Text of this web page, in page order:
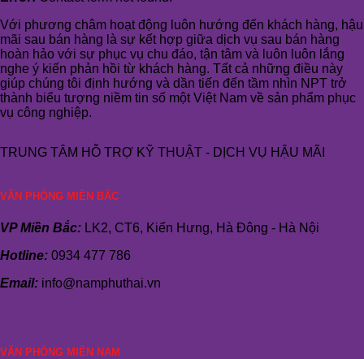
Với phương châm hoạt động luôn hướng đến khách hàng, hậu
mãi sau bán hàng là sự kết hợp giữa dịch vụ sau bán hàng
hoàn hảo với sự phục vụ chu đáo, tận tâm và luôn luôn lắng
nghe ý kiến phản hồi từ khách hàng. Tất cả những điều này
giúp chúng tôi định hướng và dần tiến đến tầm nhìn NPT trở
thành biểu tượng niềm tin số một Việt Nam về sản phẩm phục
vụ công nghiệp.
TRUNG TÂM HỖ TRỢ KỸ THUẬT - DỊCH VỤ HẬU MÃI
VĂN PHÒNG MIỀN BẮC
VP Miền Bắc: LK2, CT6, Kiến Hưng, Hà Đông - Hà Nội
Hotline: 0934 477 786
Email: info@namphuthai.vn
VĂN PHÒNG MIỀN NAM